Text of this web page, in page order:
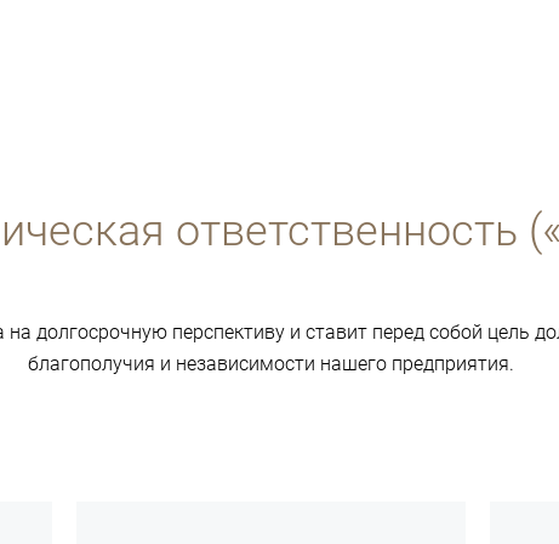
ответственность
долгосрочную перспективу и ставит перед собой цель
благополучия и независимости нашего предприятия.